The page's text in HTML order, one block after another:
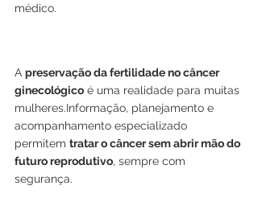
médico.
A preservação da fertilidade no câncer
ginecológico é uma realidade para muitas
mulheres.Informação, planejamento e
acompanhamento especializado
permitem tratar o câncer sem abrir mão do
futuro reprodutivo, sempre com
segurança.